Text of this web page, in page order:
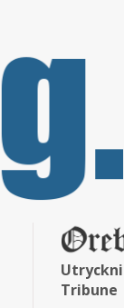
Tribune